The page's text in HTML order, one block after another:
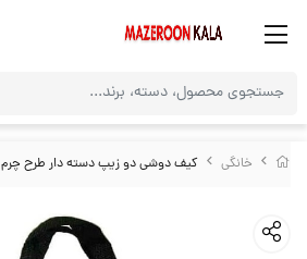
خانگی کیف دوشی دو زیپ دسته دار طرح چرم HKF-004